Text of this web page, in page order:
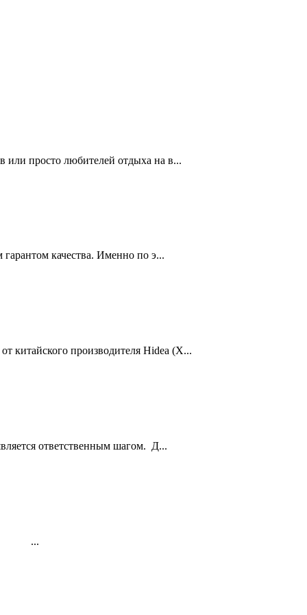
или просто любителей отдыха на в...
качества. Именно по э...
китайского производителя Hidea (Х...
ответственным шагом. Д...
...